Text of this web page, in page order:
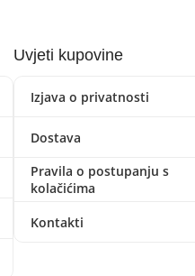
Uvjeti kupovine
Izjava o privatnosti
Dostava
Pravila o postupanju s
kolačićima
Kontakti